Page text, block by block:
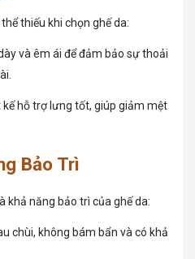
thiếu khi chọn ghế da:
và êm ái để đảm bảo sự thoải
kế hỗ trợ lưng tốt, giúp giảm mệt
Bảo Trì
khả năng bảo trì của ghế da:
chùi, không bám bẩn và có khả